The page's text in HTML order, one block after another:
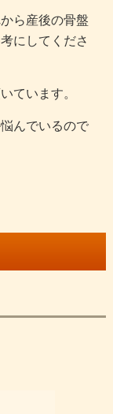
ら産後の骨盤
にしてくださ
ています。
んでいるので